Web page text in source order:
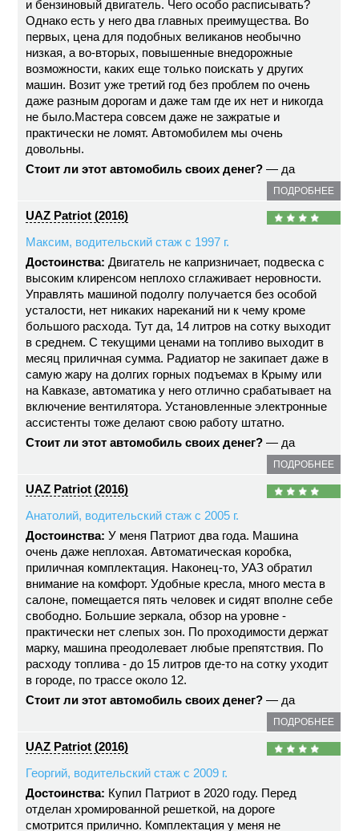
и бензиновый двигатель. Чего особо расписывать?
Однако есть у него два главных преимущества. Во
первых, цена для подобных великанов необычно
низкая, а во-вторых, повышенные внедорожные
возможности, каких еще только поискать у других
машин. Возит уже третий год без проблем по очень
даже разным дорогам и даже там где их нет и никогда
не было.Мастера совсем даже не зажратые и
практически не ломят. Автомобилем мы очень
довольны.
Стоит ли этот автомобиль своих денег? — да
ПОДРОБНЕЕ
UAZ Patriot (2016)
Максим, водительский стаж с 1997 г.
Достоинства: Двигатель не капризничает, подвеска с
высоким клиренсом неплохо сглаживает неровности.
Управлять машиной подолгу получается без особой
усталости, нет никаких нареканий ни к чему кроме
большого расхода. Тут да, 14 литров на сотку выходит
в среднем. С текущими ценами на топливо выходит в
месяц приличная сумма. Радиатор не закипает даже в
самую жару на долгих горных подъемах в Крыму или
на Кавказе, автоматика у него отлично срабатывает на
включение вентилятора. Установленные электронные
ассистенты тоже делают свою работу штатно.
Стоит ли этот автомобиль своих денег? — да
ПОДРОБНЕЕ
UAZ Patriot (2016)
Анатолий, водительский стаж с 2005 г.
Достоинства: У меня Патриот два года. Машина
очень даже неплохая. Автоматическая коробка,
приличная комплектация. Наконец-то, УАЗ обратил
внимание на комфорт. Удобные кресла, много места в
салоне, помещается пять человек и сидят вполне себе
свободно. Большие зеркала, обзор на уровне -
практически нет слепых зон. По проходимости держат
марку, машина преодолевает любые препятствия. По
расходу топлива - до 15 литров где-то на сотку уходит
в городе, по трассе около 12.
Стоит ли этот автомобиль своих денег? — да
ПОДРОБНЕЕ
UAZ Patriot (2016)
Георгий, водительский стаж с 2009 г.
Достоинства: Купил Патриот в 2020 году. Перед
отделан хромированной решеткой, на дороге
смотрится прилично. Комплектация у меня не